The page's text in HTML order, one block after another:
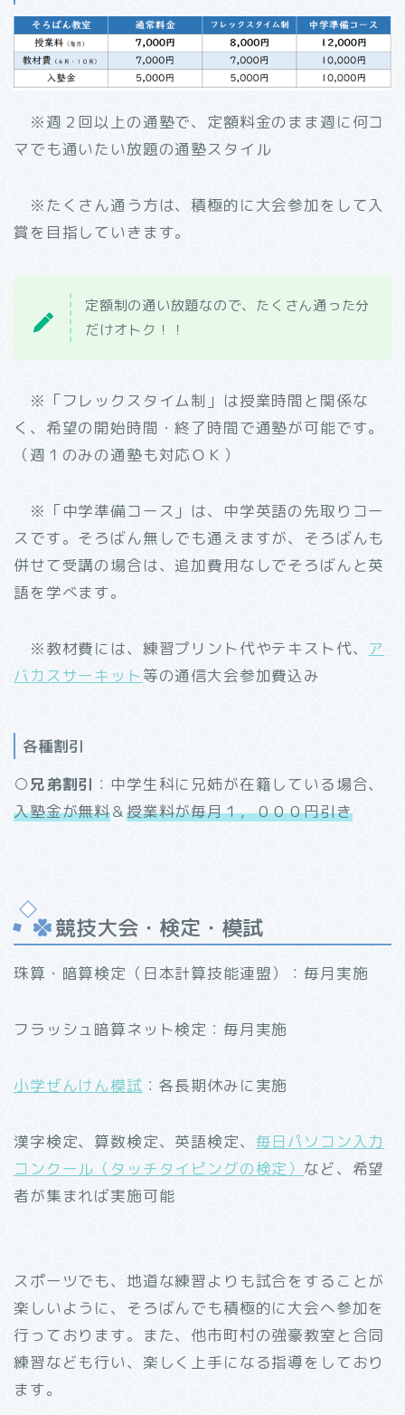
※週２回以上の通塾で、定額料金のまま週に何コ
マでも通いたい放題の通塾スタイル
※たくさん通う方は、積極的に大会参加をして入
賞を目指していきます。
定額制の通い放題なので、たくさん通った分
だけオトク！！
※「フレックスタイム制」は授業時間と関係な
く、希望の開始時間・終了時間で通塾が可能です。
（週１のみの通塾も対応ＯＫ）
※「中学準備コース」は、中学英語の先取りコー
スです。そろばん無しでも通えますが、そろばんも
併せて受講の場合は、追加費用なしでそろばんと英
語を学べます。
※教材費には、練習プリント代やテキスト代、 ア
バカスサーキット等の通信大会参加費込み
各種割引
○兄弟割引 ：中学生科に兄姉が在籍している場合、
入塾金が無料＆授業料が毎月１，０００円引き
競技大会・検定・模試
珠算・暗算検定（日本計算技能連盟）：毎月実施
フラッシュ暗算ネット検定：毎月実施
小学ぜんけん模試 ：各長期休みに実施
漢字検定、算数検定、英語検定、 毎日パソコン入力
コンクール（タッチタイピングの検定） など、希望
者が集まれば実施可能
スポーツでも、地道な練習よりも試合をすることが
楽しいように、そろばんでも積極的に大会へ参加を
行っております。また、他市町村の強豪教室と合同
練習なども行い、楽しく上手になる指導をしており
ます。